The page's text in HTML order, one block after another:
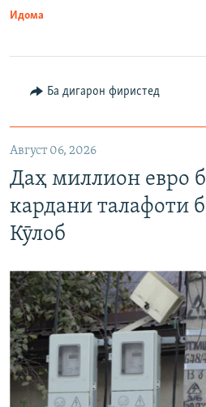
Идома
Ба дигарон фиристед
Август 06, 2026
Даҳ миллион евро
кардани талафоти
Кӯлоб